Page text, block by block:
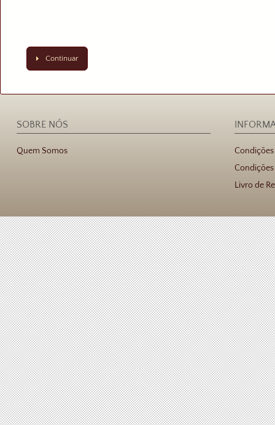
Continuar
SOBRE NÓS
Quem Somos
Condições
Livro de